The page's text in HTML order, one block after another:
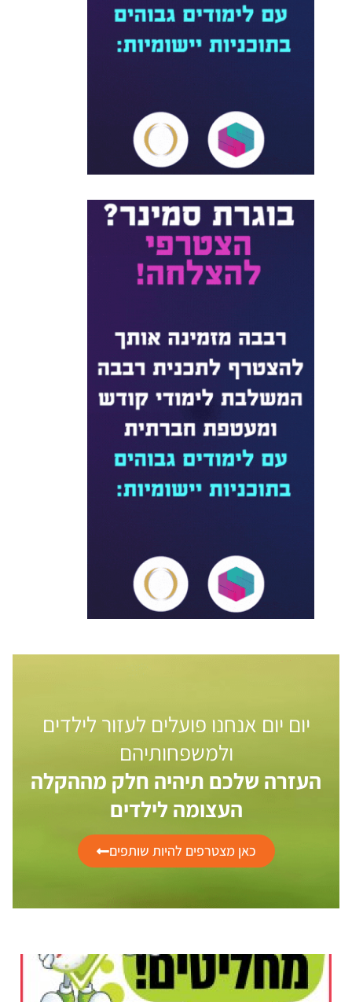
יום יום אנחנו פועלים לעזור לילדים
ולמשפחותיהם
העזרה שלכם תיהיה חלק מההקלה
העצומה לילדים
כאן מצטרפים להיות שותפים